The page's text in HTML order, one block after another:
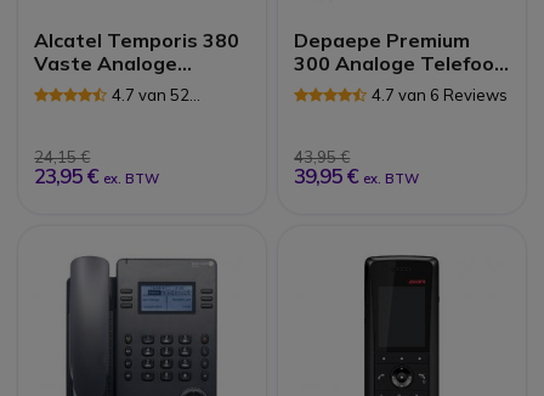
Alcatel Temporis 380
Vaste Analoge
Telefoon (Zwart)
4.7 van 52
24,15 €
23,95 € ex. BTW
Depaepe Premium
300 Analoge Telefoon
(Wit)
4.7 van 6 Reviews
43,95 €
39,95 € ex. BTW